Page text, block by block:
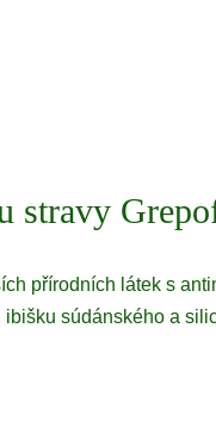
stravy
přírodních látek s
súdánského a